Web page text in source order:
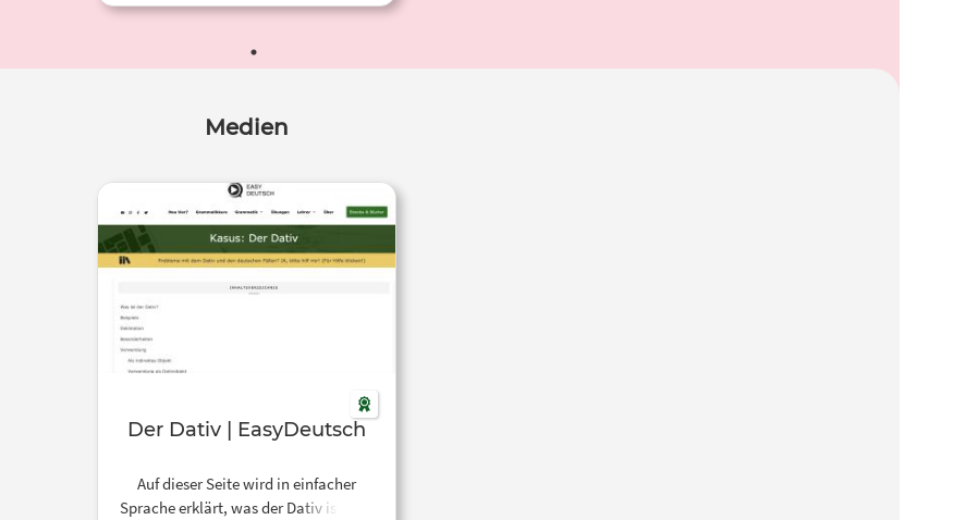
Medien
Der Dativ | EasyDeutsch
Auf dieser Seite wird in einfacher
Sprache erklärt, was der Dativ ist, wie